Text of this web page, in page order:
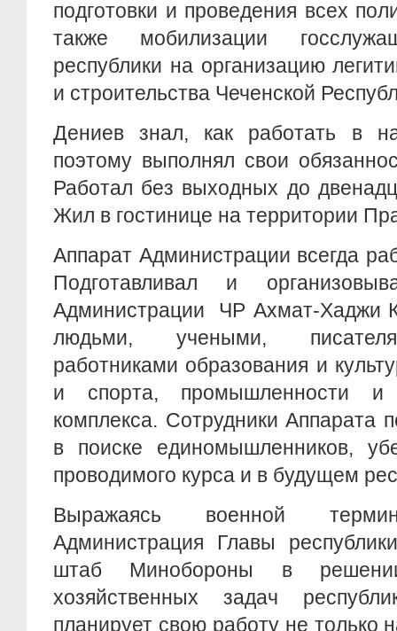
подготовки и проведения всех
также мобилизации
республики на организацию
и строительства Чеченской
Дениев знал, как работать в
поэтому выполнял свои
Работал без выходных до
Жил в гостинице на территории
Аппарат Администрации всегда
Подготавливал и
Администрации ЧР Ахмат-Хаджи
людьми, учеными,
работниками образования и
и спорта, промышленности и
комплекса. Сотрудники Аппарата
в поиске единомышленников,
проводимого курса и в будущем
Выражаясь военной
Администрация Главы
штаб Минобороны в
хозяйственных задач
планирует свою работу не только